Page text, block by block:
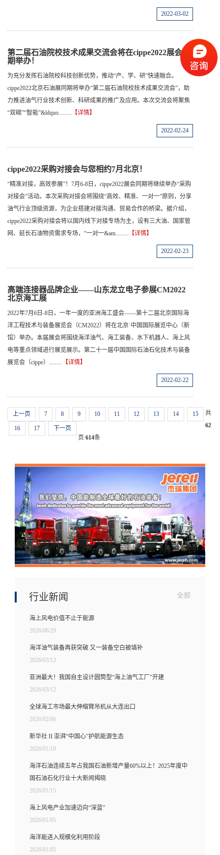
2022-03-02
第二届石油院校技术成果交流会将在cippe2022展会同
期举办！
为充分发挥石油院校科技创新优势，推动“产、学、研”快速融合。
cippe2022北京石油展同期将举办“第二届石油院校技术成果交流会”，助
力推进油气行业技术创新、科研成果的推广及应用。本次交流会将聚焦
“双碳”“智能”&ldquo......... 【详情】
2022-02-24
cippe2022采购对接会与您相约7月北京！
“精准对接，高效参展”！7月6-8日，cippe2022展会同期将继续举办“采购
对接会”活动。本次采购对接会将围绕“高效、精准、一对一”原则，分享
油气行业顶级资源，为企业搭建对接沟通、贸易合作的桥梁。据介绍，
cippe2022采购对接会将以国内线下对接专场为主，设有三大油、国家管
网、延长石油物资需求专场，“一对一&am......... 【详情】
2022-02-23
高端连接器品牌企业——山东龙立电子参展CM2022
北京海工展
2022年7月6日-8日，一年一度的亚洲海工盛会——第十二届北京国际海
洋工程技术与装备展览会（CM2022）将在北京·中国国际展览中心（新
馆）举办。本届展会将围绕海洋油气、海工装备、水下机器人、海上风
电等重点领域进行展览展示。第二十一届中国国际石油石化技术与装备
展览会（cippe）......... 【详情】
2022-02-22
上一页 7 8 9 10 11 12 13 14 15
16 17 下一页
共
62
页 614条
行业新闻 全部
海上风电价值不止于能源
2026/06/29
海洋油气装备再获突破 又一装备空白被填补
2026/03/13
亚洲最大！我国自主设计圆筒型“海上油气工厂”开建
2026/03/12
全球海工市场最大伸缩臂吊机从大连出口
2026/02/06
新华社 II 澎湃“中国心”护航能源生态
2026/01/19
海洋石油连续五年占我国石油新增产量60%以上！2025年度中
国石油石化行业十大新闻揭晓
2026/01/15
海上风电产业加速迈向“深蓝”
2026/01/05
海洋能进入规模化利用阶段
2026/01/05